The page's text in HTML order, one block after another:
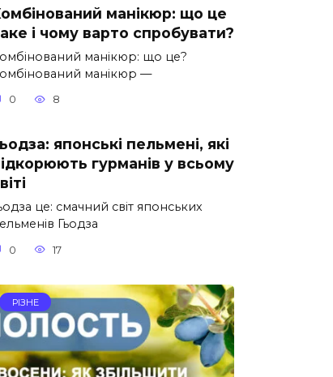
манікюр: що це
і чому варто спробувати?
манікюр: що це?
манікюр —
0 8
японські пельмені, які
гурманів у всьому
це: смачний світ японських
Гьодза
0 17
РІЗНЕ